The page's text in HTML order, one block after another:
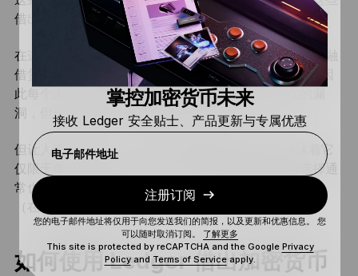
借出资产的所有者。
在这里，当然要考虑安全问题。 以最著名的去中心化金融
借贷协议为例，其智能合约是公开的且通过严格审计，因
此每个人都可以手动核实合约。 虽然不能排除潜在的漏
洞，但这确实可以提供某种形式的保证。
但让人遗憾的是，去中心化金融的智能合约操作意味着它
仅限于单个区块链。 因此，您可以借出的加密货币选择通
常也是有限的。 大多数情况下，它仅限于
ERC20 代币
（在以太坊区块链上运行）。
如何使用 Ledger 借出加密货币
掌控加密货币未来
接收 Ledger 安全贴士、产品更新与专属优惠
电子邮件地址
注册订阅
您的电子邮件地址将仅用于向您发送我们的简报，以及更新和优惠信息。 您
可以随时取消订阅。 了解更多
This site is protected by reCAPTCHA and the Google Privacy
Policyand Terms of Serviceapply.